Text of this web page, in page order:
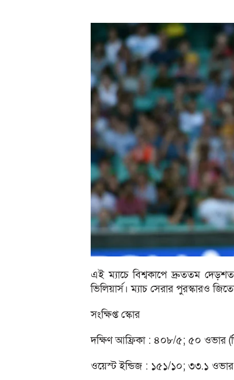
এই ম্যাচে বিশ্বকাপে দ্রুততম
ভিলিয়ার্স। ম্যাচ সেরার পুরস্কারও
সংক্ষিপ্ত স্কোর
দক্ষিণ আফ্রিকা : ৪০৮/৫; ৫০ ওভার
ওয়েস্ট ইন্ডিজ : ১৫১/১০; ৩৩.১ ওভার